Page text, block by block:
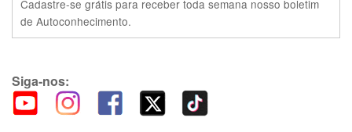
Cadastre-se grátis para receber toda semana nosso boletim
de Autoconhecimento.
Siga-nos: